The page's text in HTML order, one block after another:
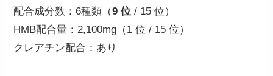
配合成分数：6種類（9 位 / 15 位）
HMB配合量：2,100mg（1 位 / 15 位）
クレアチン配合： あり